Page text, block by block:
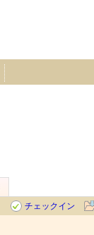
チェックイン